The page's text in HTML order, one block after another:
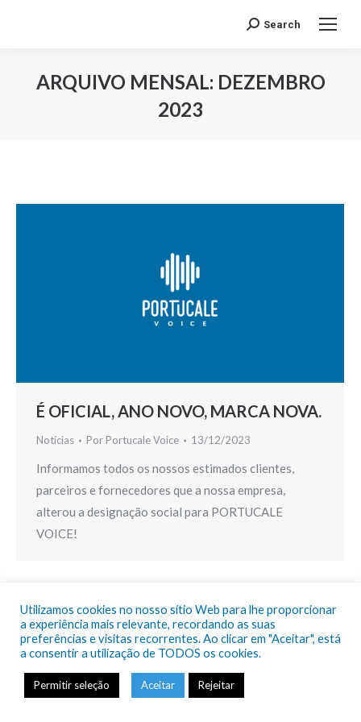
Search:
Search
ARQUIVO MENSAL: DEZEMBRO
2023
É OFICIAL, ANO NOVO, MARCA NOVA.
Notícias Por Portucale Voice 13/12/2023
Informamos todos os nossos estimados clientes,
parceiros e fornecedores que a nossa empresa,
alterou a designação social para PORTUCALE
VOICE!
© Portucale Voice 2024 |Política de Privacidade e Cookies
+351 21 5903387 (Chamada para a rede fixa nacional)
info@portucalevoice.pt
Utilizamos cookies no nosso sítio Web para lhe proporcionar
a experiência mais relevante, recordando as suas
preferências e visitas recorrentes. Ao clicar em "Aceitar", está
a consentir a utilização de TODOS os cookies.
Permitir seleção Aceitar Rejeitar